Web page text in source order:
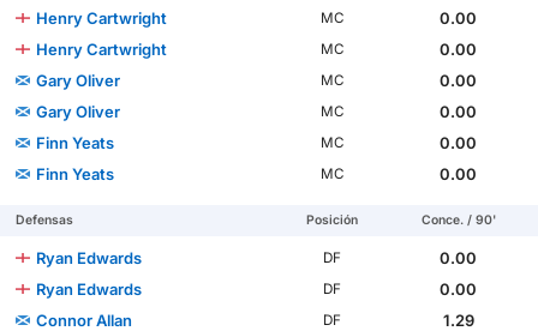
Henry Cartwright
MC
0.00
Henry Cartwright
MC
0.00
Gary Oliver
MC
0.00
Gary Oliver
MC
0.00
Finn Yeats
MC
0.00
Finn Yeats
MC 0.00
Defensas Posición Conce. / 90'
Ryan Edwards DF
0.00
Ryan Edwards
DF
0.00
Connor Allan
DF
1.29